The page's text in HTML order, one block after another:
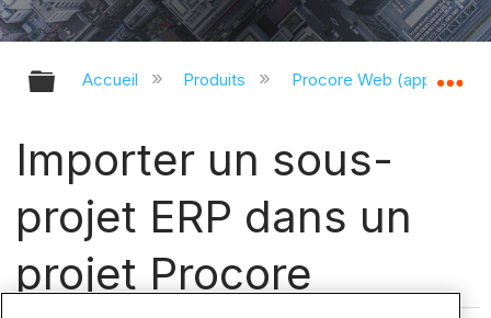
Développer/réduire la hiérarchie
Accueil Produits Procore Web
Importer un sous-
projet ERP dans un
projet Procore